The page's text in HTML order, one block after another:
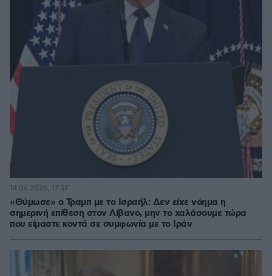
«Θύμωσε» ο Τραμπ με το Ισραήλ: Δεν είχε νόημα η
σημερινή επίθεση στον Λίβανο, μην το χαλάσουμε τώρα
που είμαστε κοντά σε συμφωνία με το Ιράν
14.06.2026, 17:57